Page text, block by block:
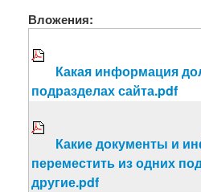
Вложения:
Какая информация
подразделах сайта.pdf
Какие документы и
переместить из одних
другие.pdf